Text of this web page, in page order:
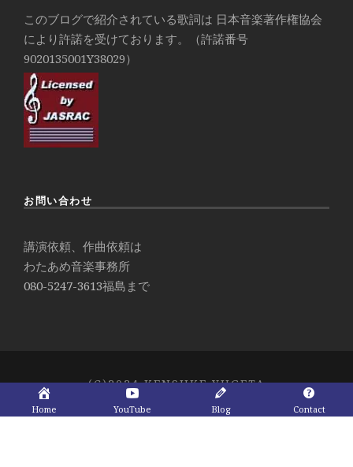
このブログで紹介されている歌詞は 日本音楽著作権協会
により許諾を受けております。（許諾番号
9020135001Y38029）
お問い合わせ
講演依頼、作曲依頼は
わたあめ音楽事務所
080-5247-3613福島まで
(C)2024 KENSUKE YUGETA
Home YouTube Blog Contact